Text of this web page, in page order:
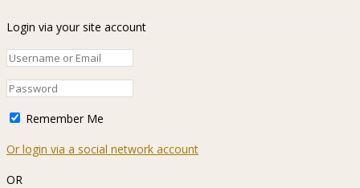
Login via your site account
Remember Me
Or login via a social network account
OR